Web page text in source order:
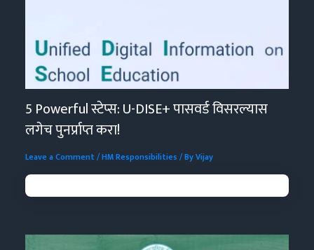
5 Powerful स्टेप्स: U-DISE+ पासवर्ड विसरल्यास
लगेच पुनर्प्राप्त करा!
Leave a Comment/HM Responsibilities / ByVijay